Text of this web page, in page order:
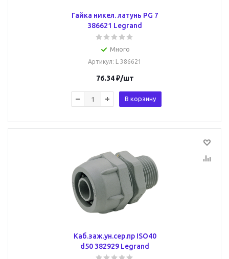
Гайка никел. латунь PG 7
386621 Legrand
Много
Артикул: L 386621
76.34₽/шт
В корзину
Каб.заж.ун.сер.пр ISO40
d50 382929 Legrand